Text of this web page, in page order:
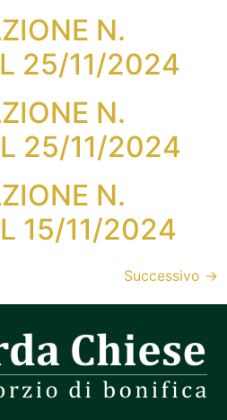
N.
25/11/2024
N.
25/11/2024
N.
15/11/2024
Successivo →